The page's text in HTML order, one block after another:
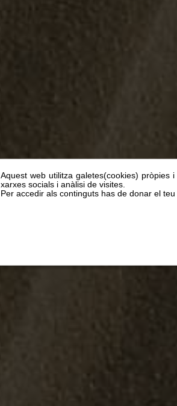
Aquest web utilitza galetes(cookies) pròpies
xarxes socials i anàlisi de visites.
Per accedir als continguts has de donar el